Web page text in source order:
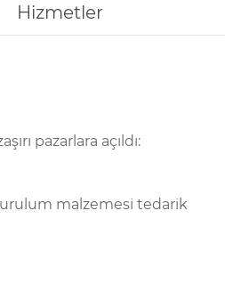
Hizmetler
pazarlara açıldı:
malzemesi tedarik